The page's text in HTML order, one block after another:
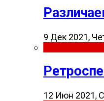
9 Дек 2021,
12 Июн 2021,